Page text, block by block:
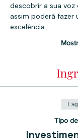
descobrir a sua
assim poderá fazer
excelência.
Tipo